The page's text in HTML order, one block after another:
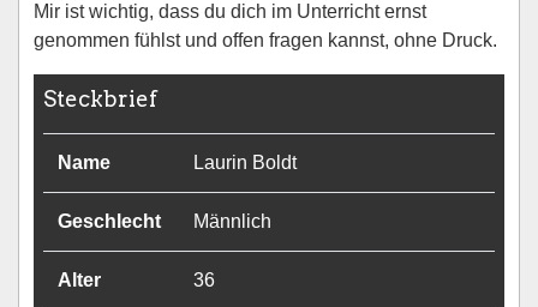
Mir ist wichtig, dass du dich im Unterricht ernst
genommen fühlst und offen fragen kannst, ohne Druck.
Steckbrief
Name Laurin Boldt
Geschlecht Männlich
Alter 36